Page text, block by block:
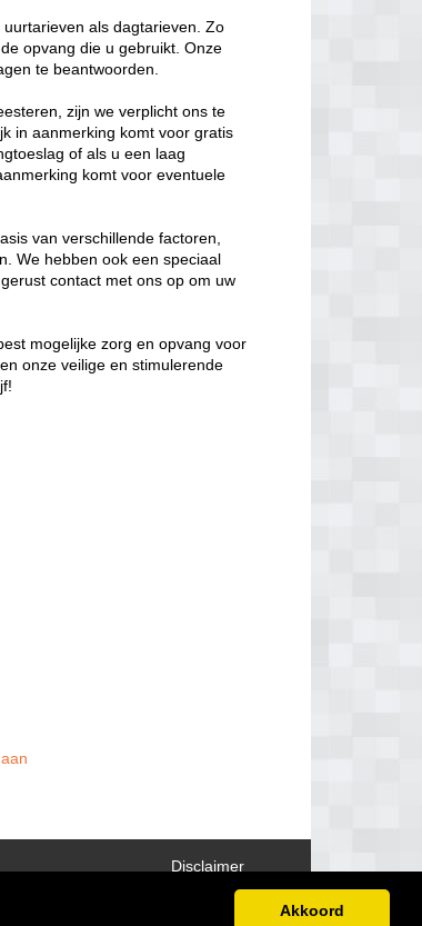
Akkoord
als dagtarieven. Zo
opvang die u gebruikt. Onze
te beantwoorden.
zijn we verplicht ons te
in aanmerking komt voor gratis
of als u een laag
komt voor eventuele
van verschillende factoren,
We hebben ook een speciaal
contact met ons op om uw
mogelijke zorg en opvang voor
onze veilige en stimulerende
Disclaimer